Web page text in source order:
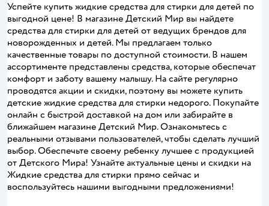
Успейте купить жидкие средства для стирки для детей по
выгодной цене! В магазине Детский Мир вы найдете
средства для стирки для детей от ведущих брендов для
новорожденных и детей. Мы предлагаем только
качественные товары по доступной стоимости. В нашем
ассортименте представлены средства, которые обеспечат
комфорт и заботу вашему малышу. На сайте регулярно
проводятся акции и скидки, поэтому вы можете купить
детские жидкие средства для стирки недорого. Покупайте
онлайн с быстрой доставкой на дом или забирайте в
ближайшем магазине Детский Мир. Ознакомьтесь с
реальными отзывами пользователей, чтобы сделать лучший
выбор. Обеспечьте своему ребенку лучшее с продукцией
от Детского Мира! Узнайте актуальные цены и скидки на
Жидкие средства для стирки прямо сейчас и
воспользуйтесь нашими выгодными предложениями!